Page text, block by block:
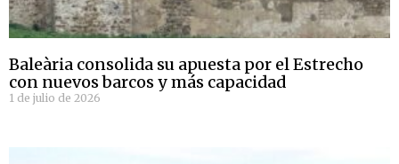
Baleària consolida su apuesta por el Estrecho
con nuevos barcos y más capacidad
1 de julio de 2026